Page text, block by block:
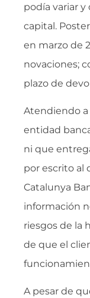
podía variar y
capital.
en marzo de
novaciones;
plazo de
Atendiendo a
entidad
ni que
por escrito al
Catalunya
información
riesgos de la
de que el
A pesar de